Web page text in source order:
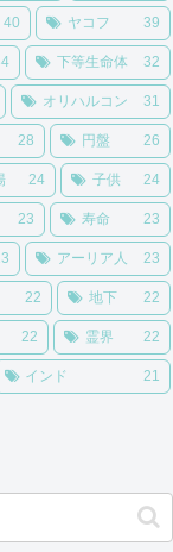
40 ヤコフ 39
下等生命体 32
オリハルコン 31
28 円盤 26
24 子供 24
23 寿命 23
アーリア人 23
22 地下 22
22 霊界 22
インド 21